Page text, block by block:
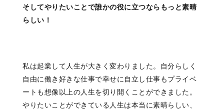
そしてやりたいことで誰かの役に立つならもっと素晴
らしい！
私は起業して人生が大きく変わりました。自分らしく
自由に働き好きな仕事で幸せに自立し仕事もプライベ
ートも想像以上の人生を切り開くことができました。
やりたいことができている人生は本当に素晴らしい、